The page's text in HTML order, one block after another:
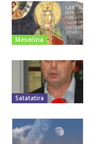
Mesečina
Satatatira